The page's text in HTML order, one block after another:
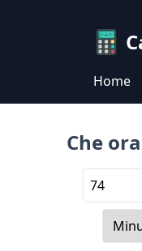
Home
Che